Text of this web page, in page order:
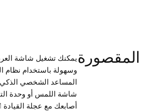
المقصورة